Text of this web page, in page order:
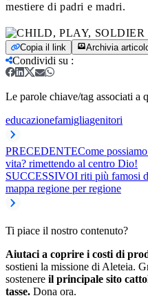
mestiere di padri e madri.
Copia il link Archivia
Condividi su :
Le parole chiave/tag associati a
educazionefamigliagenitori
PRECEDENTECome
vita? rimettendo al centro Dio!
SUCCESSIVOI riti più famosi
mappa regione per regione
Ti piace il nostro contenuto?
Aiutaci a coprire i costi di
sostieni la missione di Aleteia.
sostenere il principale sito
tasse. Dona ora.